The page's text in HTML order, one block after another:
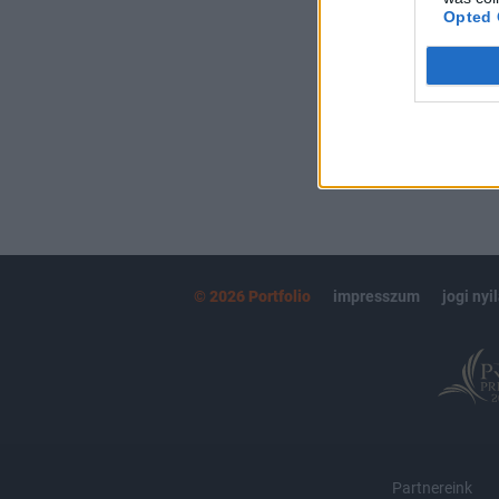
Opted
kötéslistái
MÁR
© 2026 Portfolio impresszum jogi
Partnereink